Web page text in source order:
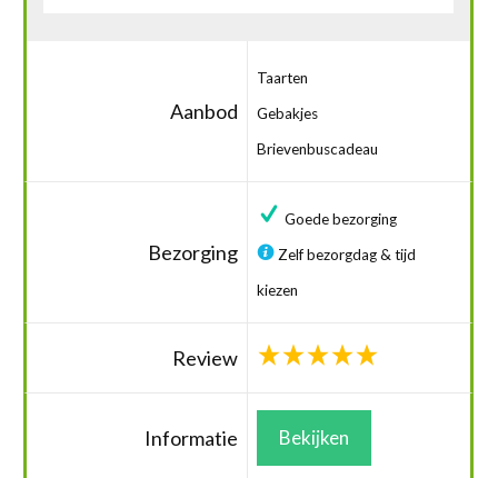
Aanbod
Taarten
Gebakjes
Brievenbuscadeau
Bezorging
Goede bezorging
Zelf bezorgdag & tijd
kiezen
Review
Informatie Bekijken